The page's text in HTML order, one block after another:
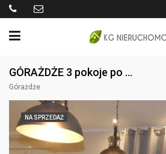
GÓRAŻDŻE 3 pokoje po remoncie generalnym
Górażdże
NA SPRZEDAŻ